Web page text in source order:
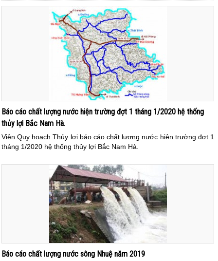
Báo cáo chất lượng nước hiện trường đợt 1 tháng 1/2020 hệ thống
thủy lợi Bắc Nam Hà.
Viện Quy hoạch Thủy lợi báo cáo chất lượng nước hiện trường đợt 1
tháng 1/2020 hệ thống thủy lợi Bắc Nam Hà.
Báo cáo chất lượng nước sông Nhuệ năm 2019